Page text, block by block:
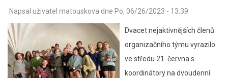
Napsal uživatel matouskova dne Po, 06/26/2023 - 13:39
Dvacet nejaktivnějších členů
organizačního týmu vyrazilo
ve středu 21. června s
koordinátory na dvoudenní